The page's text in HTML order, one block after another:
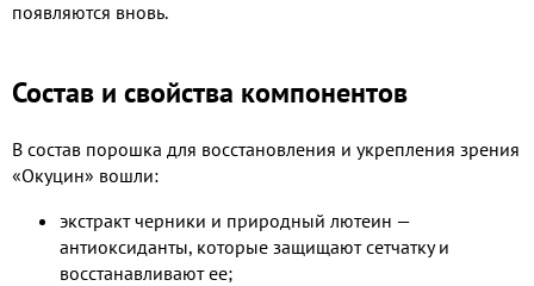
появляются вновь.
Состав и свойства компонентов
В состав порошка для восстановления и укрепления зрения
«Окуцин» вошли:
экстракт черники и природный лютеин —
антиоксиданты, которые защищают сетчатку и
восстанавливают ее;